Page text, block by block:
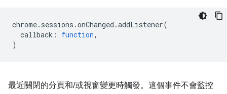
chrome. sessions .onChanged .addListener(
callback : function,
)
最近關閉的分頁和/或視窗變更時觸發。這個事件不會監控